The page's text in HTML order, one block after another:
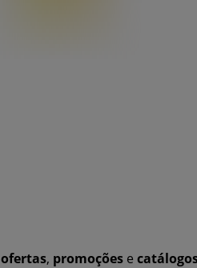
ofertas, promoções e